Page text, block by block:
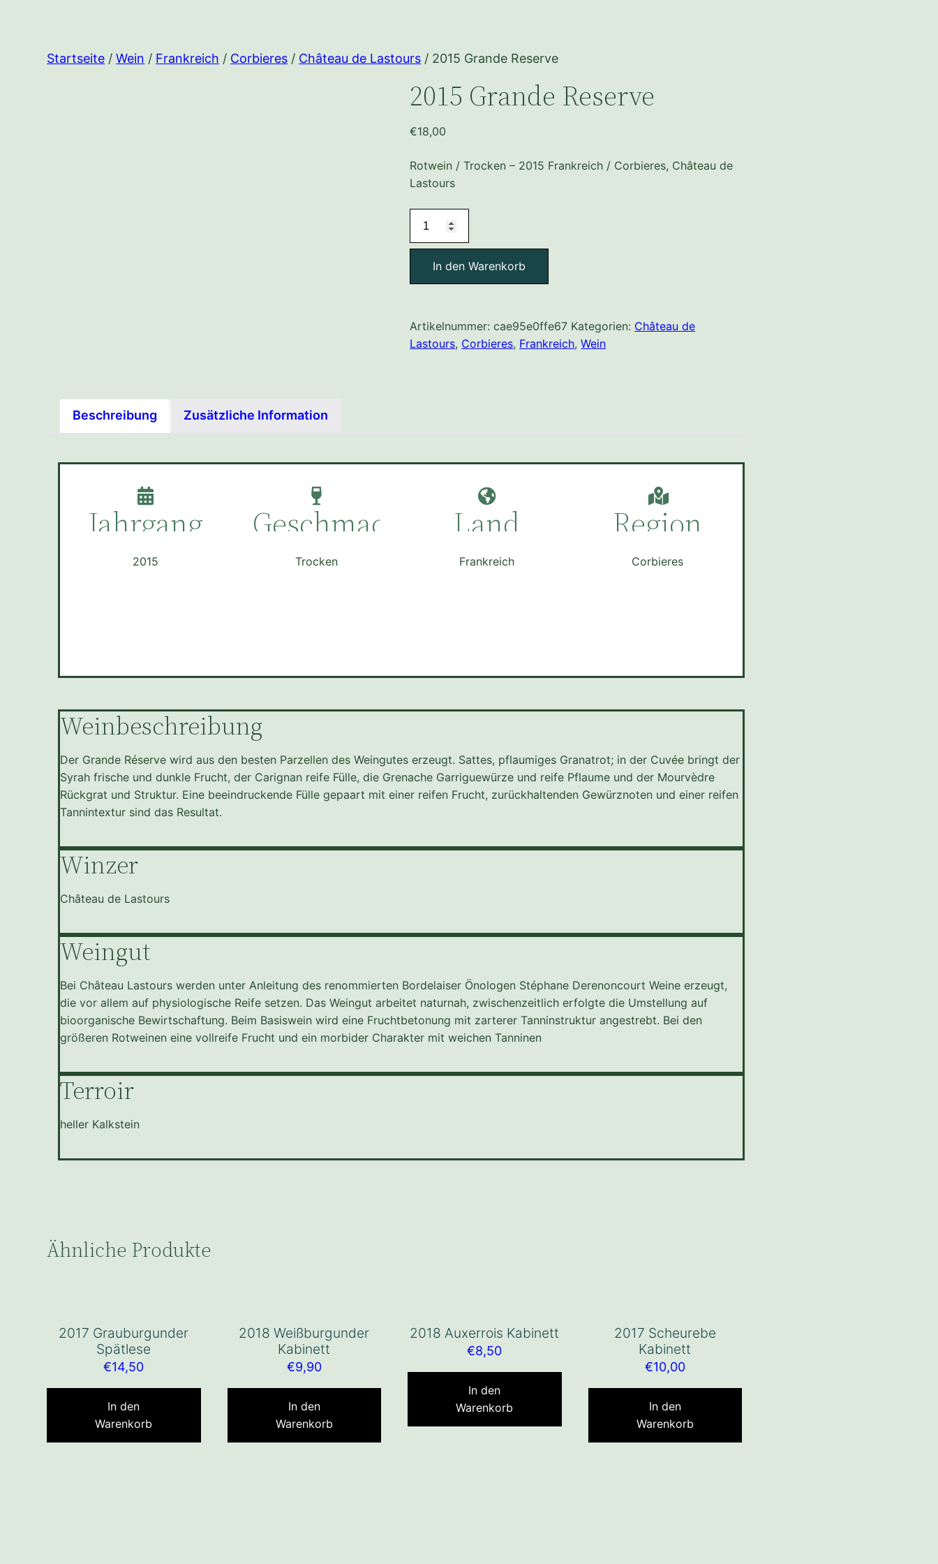
Startseite /Wein / Frankreich / Corbieres / Château de Lastours / 2015 Grande Reserve
2015 Grande Reserve
€18,00
Rotwein / Trocken – 2015 Frankreich / Corbieres, Château de
Lastours
Grande
Reserve
MengeIn den Warenkorb
Artikelnummer:cae95e0ffe67 Kategorien: Château de
Lastours, Corbieres, Frankreich,Wein
Beschreibung Zusätzliche Information
Jahrgang
2015
Geschmack
Trocken
Land
Frankreich
Region
Corbieres
Weinbeschreibung
Der Grande Réserve wird aus den besten Parzellen des Weingutes erzeugt. Sattes, pflaumiges Granatrot; in der Cuvée bringt der
Syrah frische und dunkle Frucht, der Carignan reife Fülle, die Grenache Garriguewürze und reife Pflaume und der Mourvèdre
Rückgrat und Struktur. Eine beeindruckende Fülle gepaart mit einer reifen Frucht, zurückhaltenden Gewürznoten und einer reifen
Tannintextur sind das Resultat.
Winzer
Château de Lastours
Weingut
Bei Château Lastours werden unter Anleitung des renommierten Bordelaiser Önologen Stéphane Derenoncourt Weine erzeugt,
die vor allem auf physiologische Reife setzen. Das Weingut arbeitet naturnah, zwischenzeitlich erfolgte die Umstellung auf
bioorganische Bewirtschaftung. Beim Basiswein wird eine Fruchtbetonung mit zarterer Tanninstruktur angestrebt. Bei den
größeren Rotweinen eine vollreife Frucht und ein morbider Charakter mit weichen Tanninen
Terroir
heller Kalkstein
Ähnliche Produkte
2017 Grauburgunder
Spätlese
€14,50
In den
Warenkorb
2018 Weißburgunder
Kabinett
€9,90
In den
Warenkorb
2018 Auxerrois Kabinett
€8,50
In den
Warenkorb
2017 Scheurebe
Kabinett
€10,00
In den
Warenkorb